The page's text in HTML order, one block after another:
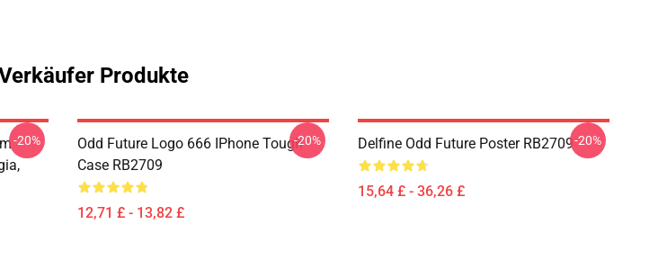
Produkte
-20%
Odd Future Logo 666 IPhone Tough
Case RB2709
12,71 £ - 13,82 £
-20% Delfine Odd Future Poster RB2709
15,64 £ - 36,26 £
-20%